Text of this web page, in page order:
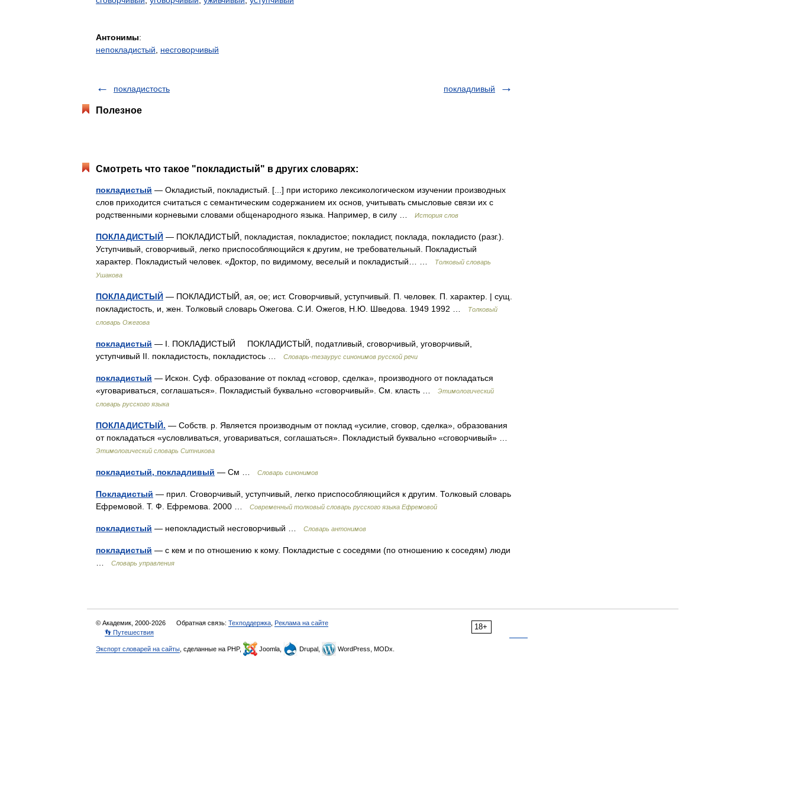
Антонимы:
непокладистый
несговорчивый
покладистость покладливый
Полезное
Смотреть что такое "покладистый" в других словарях:
покладистый — Окладистый, покладистый. [...] при историко лексикологическом изучении производных
слов приходится считаться с семантическим содержанием их основ, учитывать смысловые связи их с
родственными корневыми словами общенародного языка. Например, в силу …
История слов
ПОКЛАДИСТЫЙ — ПОКЛАДИСТЫЙ, покладистая, покладистое; покладист, поклада, покладисто (разг.).
Уступчивый, сговорчивый, легко приспособляющийся к другим, не требовательный. Покладистый
характер. Покладистый человек. «Доктор, по видимому, веселый и покладистый… …
Толковый словарь
Ушакова
ПОКЛАДИСТЫЙ — ПОКЛАДИСТЫЙ, ая, ое; ист. Сговорчивый, уступчивый. П. человек. П. характер. | сущ.
покладистость, и, жен. Толковый словарь Ожегова. С.И. Ожегов, Н.Ю. Шведова. 1949 1992 …
Толковый
словарь Ожегова
покладистый — I. ПОКЛАДИСТЫЙ ПОКЛАДИСТЫЙ, податливый, сговорчивый, уговорчивый,
уступчивый II. покладистость, покладистось …
Словарь-тезаурус синонимов русской речи
покладистый — Искон. Суф. образование от поклад «сговор, сделка», производного от покладаться
«уговариваться, соглашаться». Покладистый буквально «сговорчивый». См. класть …
Этимологический
словарь русского языка
ПОКЛАДИСТЫЙ. — Собств. р. Является производным от поклад «усилие, сговор, сделка», образования
от покладаться «условливаться, уговариваться, соглашаться». Покладистый буквально «сговорчивый» …
Этимологический словарь Ситникова
покладистый, покладливый — См … Словарь синонимов
Покладистый — прил. Сговорчивый, уступчивый, легко приспособляющийся к другим. Толковый словарь
Ефремовой. Т. Ф. Ефремова. 2000 …
Современный толковый словарь русского языка Ефремовой
покладистый — непокладистый несговорчивый … Словарь антонимов
покладистый — с кем и по отношению к кому. Покладистые с соседями (по отношению к соседям) люди
Словарь управления
18+
© Академик, 2000-2026 Обратная связь: Техподдержка Реклама на сайте
👣 Путешествия
Экспорт словарей на сайты , сделанные на PHP, Joomla, Drupal, WordPress, MODx.